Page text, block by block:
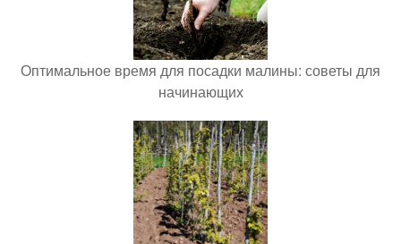
Оптимальное время для посадки малины: советы для
начинающих